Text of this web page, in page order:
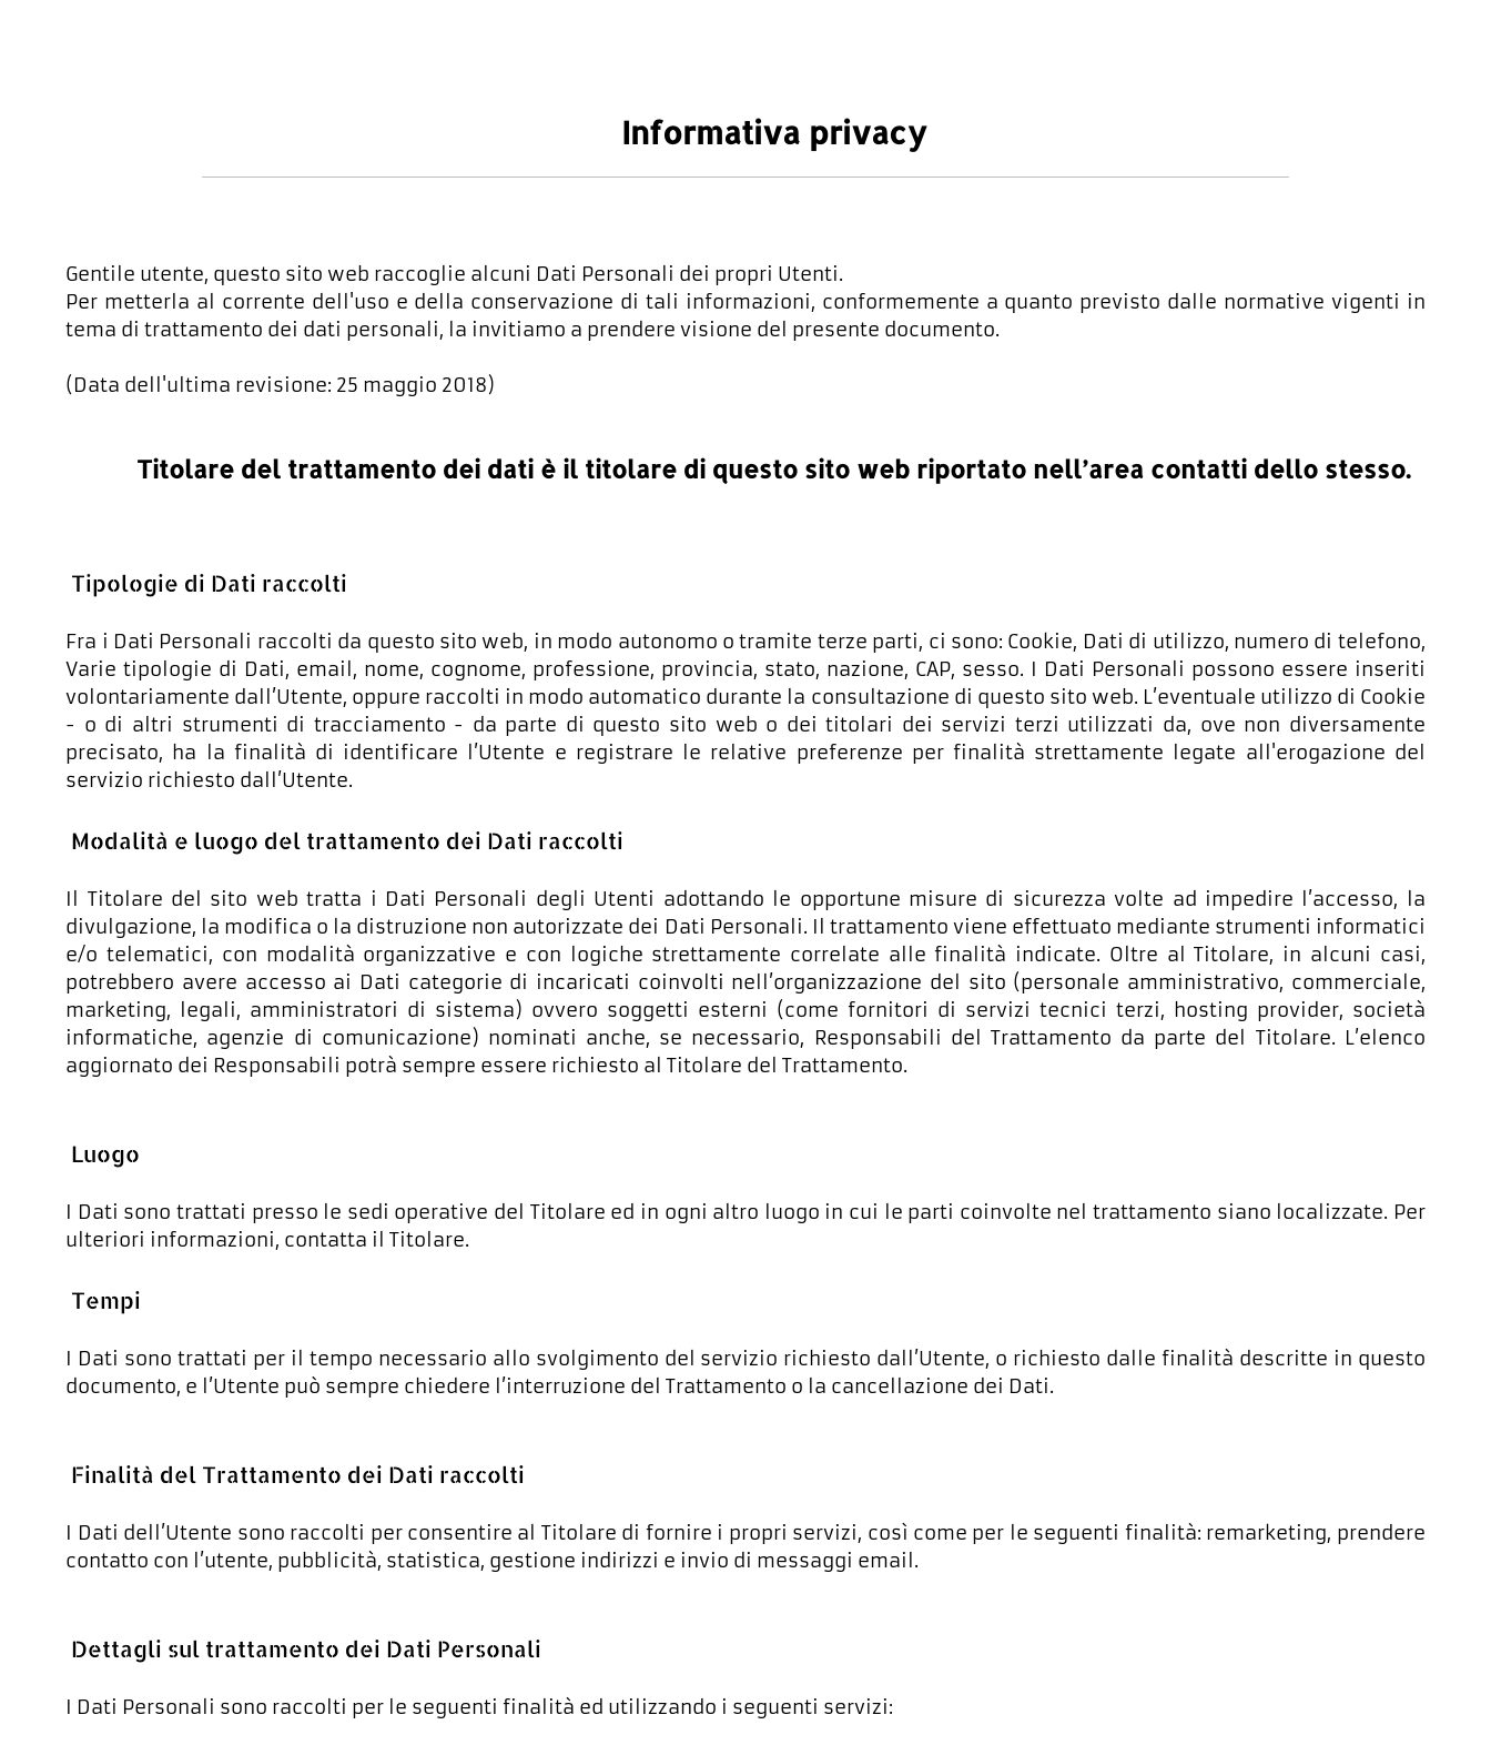
Informativa privacy
Gentile utente, questo sito web raccoglie alcuni Dati Personali dei propri Utenti.
Per metterla al corrente dell'uso e della conservazione di tali informazioni, conformemente a quanto previsto dalle normative vigenti in
tema di trattamento dei dati personali, la invitiamo a prendere visione del presente documento.
(Data dell'ultima revisione: 25 maggio 2018)
Titolare del trattamento dei dati è il titolare di questo sito web riportato nell’area contatti dello stesso.
Tipologie di Dati raccolti
Fra i Dati Personali raccolti da questo sito web, in modo autonomo o tramite terze parti, ci sono: Cookie, Dati di utilizzo, numero di telefono,
Varie tipologie di Dati, email, nome, cognome, professione, provincia, stato, nazione, CAP, sesso. I Dati Personali possono essere inseriti
volontariamente dall’Utente, oppure raccolti in modo automatico durante la consultazione di questo sito web. L’eventuale utilizzo di Cookie
- o di altri strumenti di tracciamento - da parte di questo sito web o dei titolari dei servizi terzi utilizzati da, ove non diversamente
precisato, ha la finalità di identificare l’Utente e registrare le relative preferenze per finalità strettamente legate all'erogazione del
servizio richiesto dall’Utente.
Modalità e luogo del trattamento dei Dati raccolti
Il Titolare del sito web tratta i Dati Personali degli Utenti adottando le opportune misure di sicurezza volte ad impedire l’accesso, la
divulgazione, la modifica o la distruzione non autorizzate dei Dati Personali. Il trattamento viene effettuato mediante strumenti informatici
e/o telematici, con modalità organizzative e con logiche strettamente correlate alle finalità indicate. Oltre al Titolare, in alcuni casi,
potrebbero avere accesso ai Dati categorie di incaricati coinvolti nell’organizzazione del sito (personale amministrativo, commerciale,
marketing, legali, amministratori di sistema) ovvero soggetti esterni (come fornitori di servizi tecnici terzi, hosting provider, società
informatiche, agenzie di comunicazione) nominati anche, se necessario, Responsabili del Trattamento da parte del Titolare. L’elenco
aggiornato dei Responsabili potrà sempre essere richiesto al Titolare del Trattamento.
Luogo
I Dati sono trattati presso le sedi operative del Titolare ed in ogni altro luogo in cui le parti coinvolte nel trattamento siano localizzate. Per
ulteriori informazioni, contatta il Titolare.
Tempi
I Dati sono trattati per il tempo necessario allo svolgimento del servizio richiesto dall’Utente, o richiesto dalle finalità descritte in questo
documento, e l’Utente può sempre chiedere l’interruzione del Trattamento o la cancellazione dei Dati.
Finalità del Trattamento dei Dati raccolti
I Dati dell’Utente sono raccolti per consentire al Titolare di fornire i propri servizi, così come per le seguenti finalità: remarketing, prendere
contatto con l’utente, pubblicità, statistica, gestione indirizzi e invio di messaggi email.
Dettagli sul trattamento dei Dati Personali
I Dati Personali sono raccolti per le seguenti finalità ed utilizzando i seguenti servizi: